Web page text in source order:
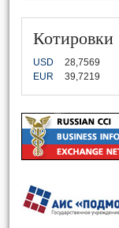
Котировки
USD 28,7569
EUR
39,7219